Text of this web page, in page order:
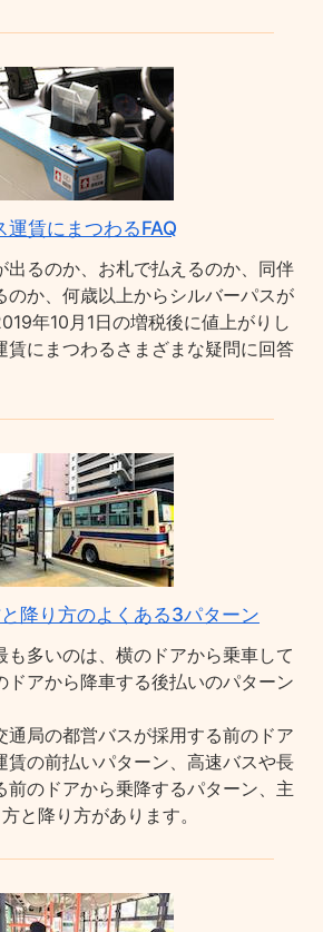
運賃にまつわるFAQ
出るのか、お札で払えるのか、同伴
のか、何歳以上からシルバーパスが
年10月1日の増税後に値上がりし
賃にまつわるさまざまな疑問に回答
降り方のよくある3パターン
も多いのは、横のドアから乗車して
ドアから降車する後払いのパターン
通局の都営バスが採用する前のドア
賃の前払いパターン、高速バスや長
前のドアから乗降するパターン、主
と降り方があります。